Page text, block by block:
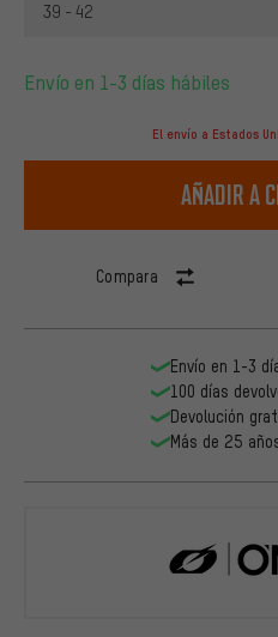
39 - 42
Envío en 1-3 días hábiles
El envío a Estados
Añadir a
Compara
Envío en 1-3
100 días
Devolución
Más de 25